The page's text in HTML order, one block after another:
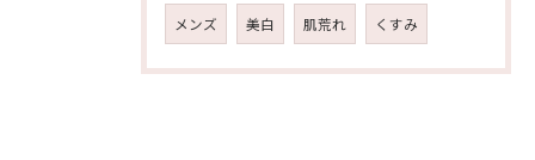
メンズ 美白 肌荒れ くすみ